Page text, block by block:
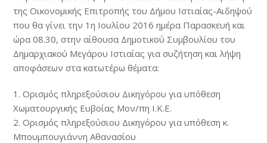
της Οικονομικής Επιτροπής του Δήμου Ιστιαίας-Αιδηψού
που θα γίνει την 1η Ιουλίου 2016 ημέρα Παρασκευή και
ώρα 08.30, στην αίθουσα Δημοτικού Συμβουλίου του
Δημαρχιακού Μεγάρου Ιστιαίας για συζήτηση και λήψη
αποφάσεων στα κατωτέρω θέματα:
1. Ορισμός πληρεξούσιου Δικηγόρου για υπόθεση
Χωματουργικής Ευβοίας Μον/πη Ι.Κ.Ε.
2. Ορισμός πληρεξούσιου Δικηγόρου για υπόθεση κ.
Μπουμπουγιάννη Αθανασίου